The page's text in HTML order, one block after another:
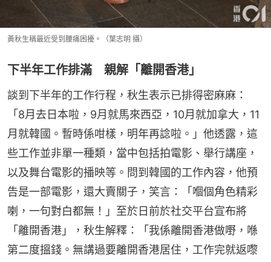
黃秋生稱最近受到腰痛困擾。（葉志明 攝）
下半年工作排滿 親解「離開香港」
談到下半年的工作行程，秋生表示已排得密麻麻：
「8月去日本啦，9月就馬來西亞，10月就加拿大，11
月就韓國。暫時係咁樣，明年再諗啦。」他透露，這
些工作並非單一種類，當中包括拍電影、舉行講座，
以及舞台電影的播映等。問到韓國的工作內容，他預
告是一部電影，還大賣關子，笑言：「嗰個角色精彩
喇，一句對白都無！」至於日前於社交平台宣布將
「離開香港」，秋生解釋：「我係離開香港做嘢，喺
第二度搵錢。無講過要離開香港居住，工作完就返嚟